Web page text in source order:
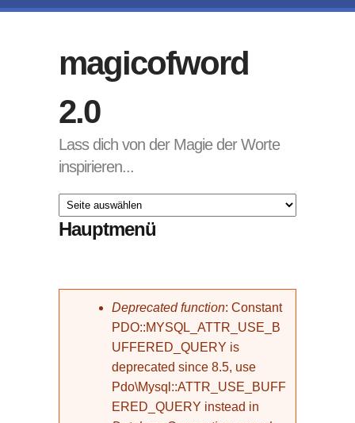
magicofword
2.0
Lass dich von der Magie der Worte
inspirieren...
Hauptmenü
Fehlermeldung
Deprecated function: Constant
PDO::MYSQL_ATTR_USE_B
UFFERED_QUERY is
deprecated since 8.5, use
Pdo\Mysql::ATTR_USE_BUFF
ERED_QUERY instead in